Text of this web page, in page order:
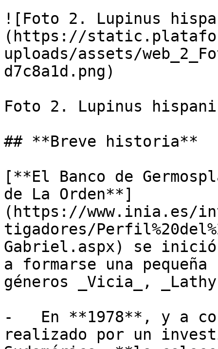
![Foto 2. Lupinus
(https://
uploads/assets/
d7c8a1d.png)
Foto 2. Lupinus
## **Breve historia**
[**El Banco de
de La Orden**]
(https://www.inia.es/
tigadores/
Gabriel.aspx) se inició
a formarse una
géneros _Vicia_,
-   En **1978**, y a
realizado por un